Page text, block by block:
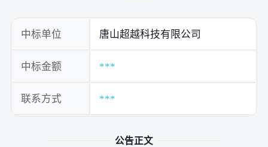
中标单位 唐山超越科技有限公司
中标金额 ***
联系方式 ***
公告正文